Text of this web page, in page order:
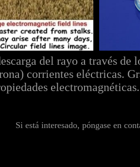
del rayo a través de
corrientes eléctricas.
electromagnéticas.
Si está interesado, póngase en